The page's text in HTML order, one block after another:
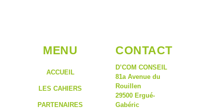
MENU
ACCUEIL
LES CAHIERS
PARTENAIRES
CONTACT
D’COM CONSEIL
81a Avenue du
Rouillen
29500 Ergué-
Gabéric